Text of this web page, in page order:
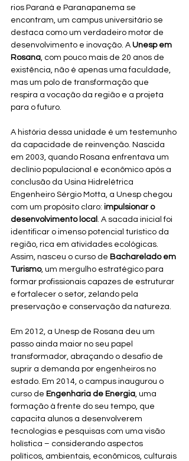
rios Paraná e Paranapanema se
encontram, um campus universitário se
destaca como um verdadeiro motor de
desenvolvimento e inovação. A Unesp em
Rosana , com pouco mais de 20 anos de
existência, não é apenas uma faculdade,
mas um polo de transformação que
respira a vocação da região e a projeta
para o futuro.
A história dessa unidade é um testemunho
da capacidade de reinvenção. Nascida
em 2003, quando Rosana enfrentava um
declínio populacional e econômico após a
conclusão da Usina Hidrelétrica
Engenheiro Sérgio Motta, a Unesp chegou
com um propósito claro: impulsionar o
desenvolvimento local
. A sacada inicial foi
identificar o imenso potencial turístico da
região, rica em atividades ecológicas.
Assim, nasceu o curso de Bacharelado em
Turismo, um mergulho estratégico para
formar profissionais capazes de estruturar
e fortalecer o setor, zelando pela
preservação e conservação da natureza.
Em 2012, a Unesp de Rosana deu um
passo ainda maior no seu papel
transformador, abraçando o desafio de
suprir a demanda por engenheiros no
estado. Em 2014, o campus inaugurou o
curso de Engenharia de Energia , uma
formação à frente do seu tempo, que
capacita alunos a desenvolverem
tecnologias e pesquisas com uma visão
holística – considerando aspectos
políticos, ambientais, econômicos, culturais